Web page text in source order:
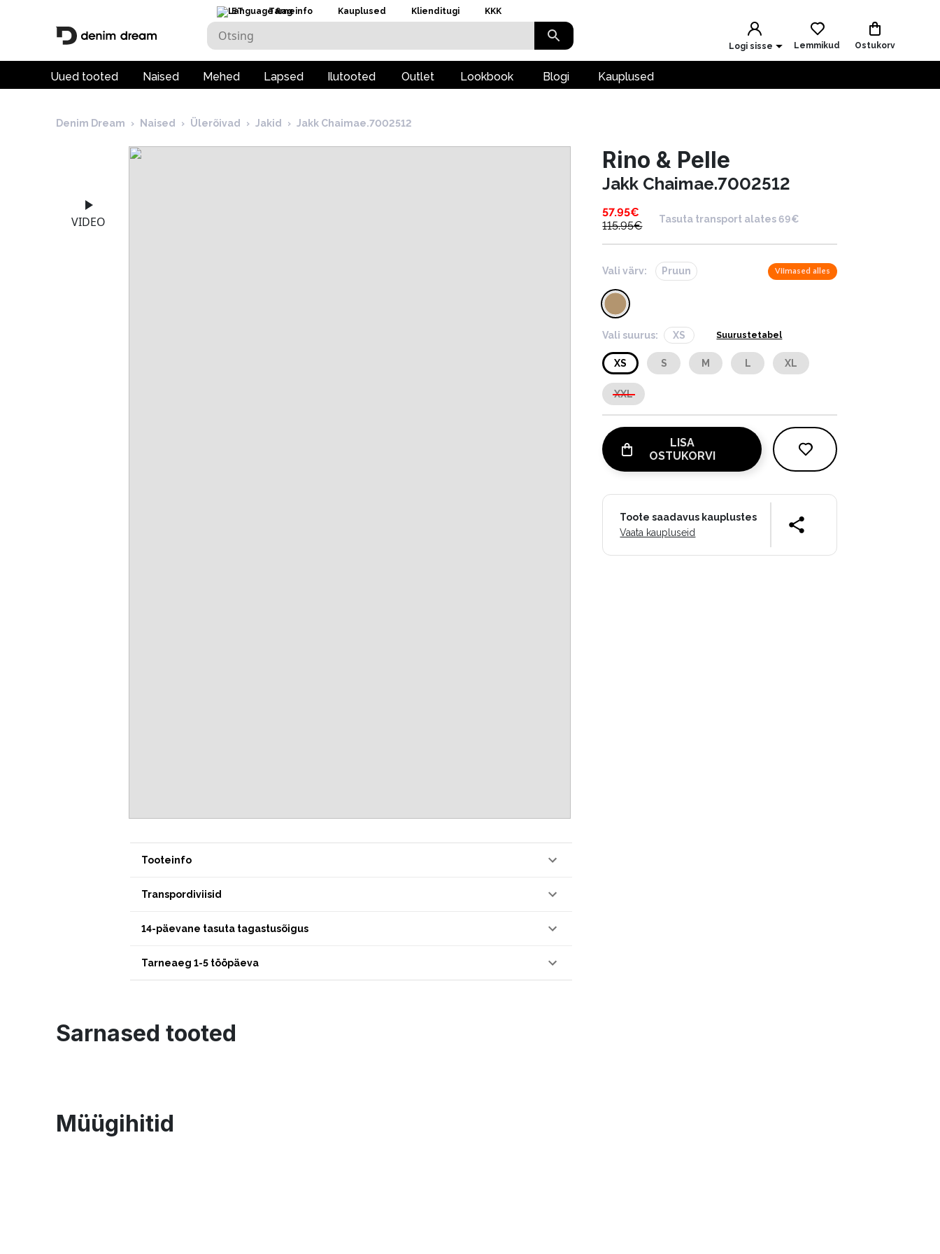
ET Tarneinfo Kauplused Klienditugi KKK
Logi sisse Lemmikud Ostukorv
Uued tooted Naised Mehed Lapsed Ilutooted Outlet Lookbook Blogi Kauplused
Denim Dream › Naised › Ülerõivad › Jakid › Jakk Chaimae.7002512
VIDEO
Tooteinfo
Transpordiviisid
14-päevane tasuta tagastusõigus
Tarneaeg 1-5 tööpäeva
Rino & Pelle
Jakk Chaimae.7002512
57.95€
115.95€
Tasuta transport alates 69€
Vali värv: Pruun Viimased alles
Vali suurus: XS Suurustetabel
XS S M L XL
XXL
LISA
OSTUKORVI
Toote saadavus kauplustes
Vaata kaupluseid
Sarnased tooted
Müügihitid